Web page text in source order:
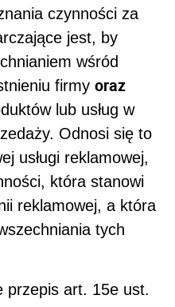
czynności za
jest, by
wśród
firmy oraz
lub usług w
Odnosi się to
usługi reklamowej,
która stanowi
reklamowej, a która
tych
przepis art. 15e ust.